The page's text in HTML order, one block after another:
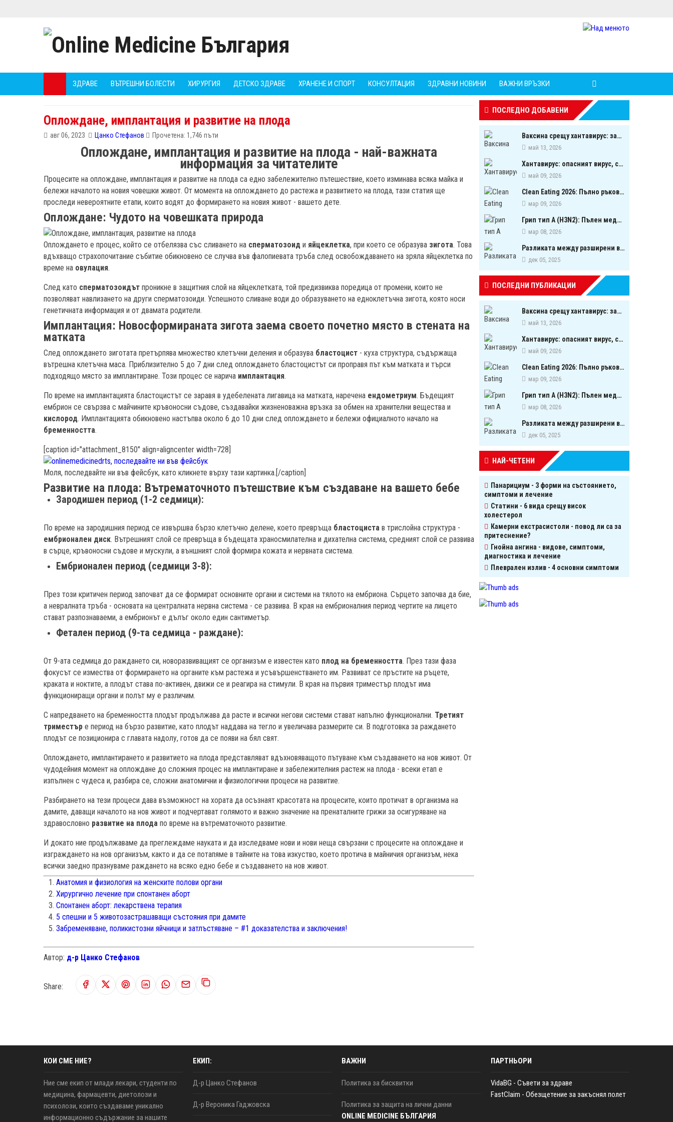
ЗДРАВЕ ВЪТРЕШНИ БОЛЕСТИ ХИРУРГИЯ ДЕТСКО ЗДРАВЕ ХРАНЕНЕ И СПОРТ КОНСУЛТАЦИЯ ЗДРАВНИ НОВИНИ ВАЖНИ ВРЪЗКИ
Оплождане, имплантация и развитие на плода
авг 06, 2023 Цанко Стефанов Прочетена: 1,746 пъти
Оплождане, имплантация и развитие на плода - най-важната
информация за читателите
Процесите на оплождане, имплантация и развитие на плода са едно забележително пътешествие, което изминава всяка майка и
бележи началото на новия човешки живот. От момента на оплождането до растежа и развитието на плода, тази статия ще
проследи невероятните етапи, които водят до формирането на новия живот - вашето дете.
Оплождане: Чудото на човешката природа
Оплождането е процес, който се отбелязва със сливането на сперматозоид и яйцеклетка, при което се образува зигота. Това
вдъхващо страхопочитание събитие обикновено се случва във фалопиевата тръба след освобождаването на зряла яйцеклетка по
време на овулация.
След като сперматозоидът проникне в защитния слой на яйцеклетката, той предизвиква поредица от промени, които не
позволяват навлизането на други сперматозоиди. Успешното сливане води до образуването на едноклетъчна зигота, която носи
генетичната информация и от двамата родители.
Имплантация: Новосформираната зигота заема своето почетно място в стената на
матката
След оплождането зиготата претърпява множество клетъчни деления и образува бластоцист - куха структура, съдържаща
вътрешна клетъчна маса. Приблизително 5 до 7 дни след оплождането бластоцистът си проправя път към матката и търси
подходящо място за имплантиране. Този процес се нарича имплантация.
По време на имплантацията бластоцистът се заравя в удебелената лигавица на матката, наречена ендометриум. Бъдещият
ембрион се свързва с майчините кръвоносни съдове, създавайки жизненоважна връзка за обмен на хранителни вещества и
кислород. Имплантацията обикновено настъпва около 6 до 10 дни след оплождането и бележи официалното начало на
бременността.
[caption id="attachment_8150" align=aligncenter width=728]
Моля, последвайте ни във фейсбук, като кликнете върху тази картинка.[/caption]
Развитие на плода: Вътрематочното пътешствие към създаване на вашето бебе
Зародишен период (1-2 седмици):
По време на зародишния период се извършва бързо клетъчно делене, което превръща бластоциста в трислойна структура -
ембрионален диск. Вътрешният слой се превръща в бъдещата храносмилателна и дихателна система, средният слой се развива
в сърце, кръвоносни съдове и мускули, а външният слой формира кожата и нервната система.
Ембрионален период (седмици 3-8):
През този критичен период започват да се формират основните органи и системи на тялото на ембриона. Сърцето започва да бие,
а невралната тръба - основата на централната нервна система - се развива. В края на ембрионалния период чертите на лицето
стават разпознаваеми, а ембрионът е дълъг около един сантиметър.
Фетален период (9-та седмица - раждане):
От 9-ата седмица до раждането си, новоразвиващият се организъм е известен като плод на бременността. През тази фаза
фокусът се измества от формирането на органите към растежа и усъвършенстването им. Развиват се пръстите на ръцете,
краката и ноктите, а плодът става по-активен, движи се и реагира на стимули. В края на първия триместър плодът има
функциониращи органи и полът му е различим.
С напредването на бременността плодът продължава да расте и всички негови системи стават напълно функционални. Третият
триместър е период на бързо развитие, като плодът наддава на тегло и увеличава размерите си. В подготовка за раждането
плодът се позиционира с главата надолу, готов да се появи на бял свят.
Оплождането, имплантирането и развитието на плода представляват вдъхновяващото пътуване към създаването на нов живот. От
чудодейния момент на оплождане до сложния процес на имплантиране и забележителния растеж на плода - всеки етап е
изпълнен с чудеса и, разбира се, сложни анатомични и физиологични процеси на развитие.
Разбирането на тези процеси дава възможност на хората да осъзнаят красотата на процесите, които протичат в организма на
дамите, даващи началото на нов живот и подчертават голямото и важно значение на пренаталните грижи за осигуряване на
здравословно развитие на плода по време на вътрематочното развитие.
И докато ние продължаваме да преглеждаме науката и да изследваме нови и нови неща свързани с процесите на оплождане и
изграждането на нов организъм, както и да се потапяме в тайните на това изкуство, което протича в майничия организъм, нека
всички заедно празнуваме раждането на всяко едно бебе и създаването на нов живот.
Анатомия и физиология на женските полови органи
Хирургично лечение при спонтанен аборт
Спонтанен аборт: лекарствена терапия
5 спешни и 5 животозастрашаващи състояния при дамите
Забременяване, поликистозни яйчници и затлъстяване – #1 доказателства и заключения!
Автор: д-р Цанко Стефанов
Share:
ПОСЛЕДНО ДОБАВЕНИ
Ваксина срещу хантавирус: започна ли следващата голяма надпревара в медицината?
май 13, 2026
Хантавирус: опасният вирус, свързан с гризачи, който предизвика тревога в Европа
май 09, 2026
Clean Eating 2026: Пълно ръководство за биооптимизация чрез хранене
мар 09, 2026
Грип тип A (H3N2): Пълен медицински обзор на сезонния щам през 2026 г.
мар 08, 2026
Разликата между разширени вени и паякообразни вени - и как наистина можете да ги предотвратите
дек 05, 2025
ПОСЛЕДНИ ПУБЛИКАЦИИ
Ваксина срещу хантавирус: започна ли следващата голяма надпревара в медицината?
май 13, 2026
Хантавирус: опасният вирус, свързан с гризачи, който предизвика тревога в Европа
май 09, 2026
Clean Eating 2026: Пълно ръководство за биооптимизация чрез хранене
мар 09, 2026
Грип тип A (H3N2): Пълен медицински обзор на сезонния щам през 2026 г.
мар 08, 2026
Разликата между разширени вени и паякообразни вени - и как наистина можете да ги предотвратите
дек 05, 2025
НАЙ-ЧЕТЕНИ
Панарициум - 3 форми на състоянието,
симптоми и лечение
Статини - 6 вида срещу висок
холестерол
Камерни екстрасистоли - повод ли са за
притеснение?
Гнойна ангина - видове, симптоми,
диагностика и лечение
Плеврален излив - 4 основни симптоми
КОИ СМЕ НИЕ?
Ние сме екип от млади лекари, студенти по
медицина, фармацевти, диетолози и
психолози, които създаваме уникално
информационно съдържание за нашите
ЕКИП:
Д-р Цанко Стефанов
Д-р Вероника Гаджовска
ВАЖНИ
Политика за бисквитки
Политика за защита на лични данни
ПАРТНЬОРИ
VidaBG - Съвети за здраве
FastClaim - Обезщетение за закъснял полет
ONLINE MEDICINE БЪЛГАРИЯ